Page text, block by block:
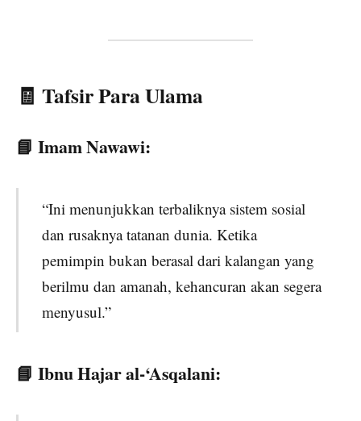
🧾 Tafsir Para Ulama
📘 Imam Nawawi:
“Ini menunjukkan terbaliknya sistem sosial
dan rusaknya tatanan dunia. Ketika
pemimpin bukan berasal dari kalangan yang
berilmu dan amanah, kehancuran akan segera
menyusul.”
📘 Ibnu Hajar al-‘Asqalani: